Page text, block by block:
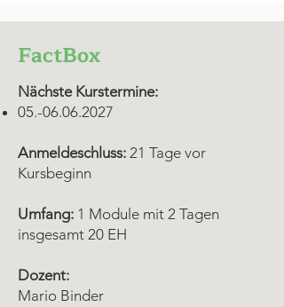
FactBox
Nächste Kurstermine:
05.-06.06.2027
Anmeldeschluss: 21 Tage vor
Kursbeginn
Umfang: 1 Module mit 2 Tagen
insgesamt 20 EH
Dozent:
Mario Binder